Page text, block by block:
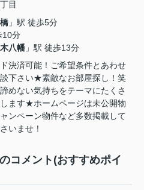
目
」駅 徒歩5分
10分
八幡 」駅 徒歩13分
決済可能！ご希望条件とあわせ
下さい★素敵なお部屋探し！笑
めない気持ちをテーマにたくさ
ます★ホームページは未公開物
ンペーン物件など多数掲載して
いませ！
メント(おすすめポイ